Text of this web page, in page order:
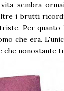
sembra
i brutti
Per quanto
che era.
che nonostante